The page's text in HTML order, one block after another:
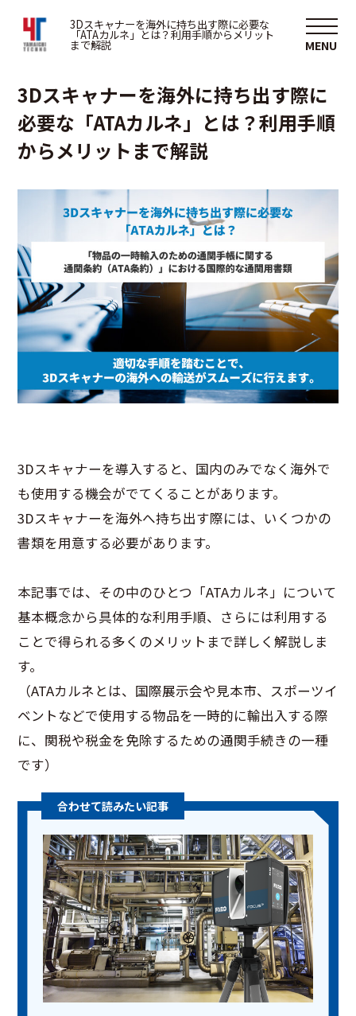
3Dスキャナーを海外に持ち出す際に必要な
「ATAカルネ」とは？利用手順からメリット
まで解説
2024/07/02
3Dスキャナーを海外に持ち出す際に
必要な「ATAカルネ」とは？利用手順
からメリットまで解説
3Dスキャナーを導入すると、国内のみでなく海外で
も使用する機会がでてくることがあります。
3Dスキャナーを海外へ持ち出す際には、いくつかの
書類を用意する必要があります。
本記事では、その中のひとつ「ATAカルネ」について
基本概念から具体的な利用手順、さらには利用する
ことで得られる多くのメリットまで詳しく解説しま
す。
（ATAカルネとは、国際展示会や見本市、スポーツイ
ベントなどで使用する物品を一時的に輸出入する際
に、関税や税金を免除するための通関手続きの一種
です）